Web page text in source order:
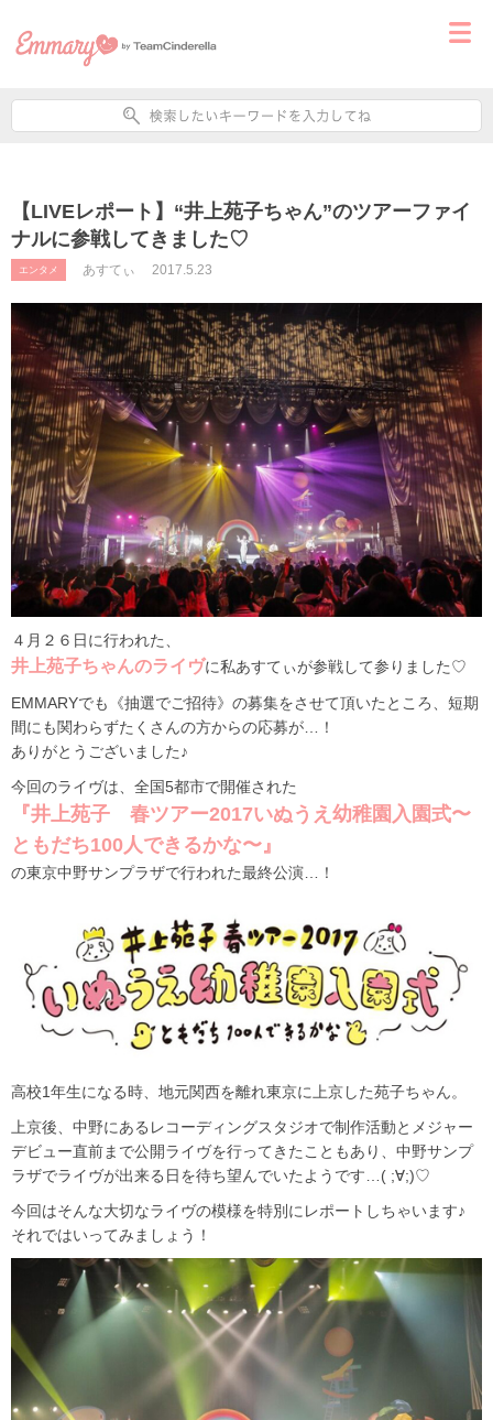
【LIVEレポート】“井上苑子ちゃん”のツアーファイ
ナルに参戦してきました♡
エンタメ あすてぃ 2017.5.23
４月２６日に行われた、
井上苑子ちゃんのライヴに私あすてぃが参戦して参りました♡
EMMARYでも《抽選でご招待》の募集をさせて頂いたところ、短期
間にも関わらずたくさんの方からの応募が…！
ありがとうございました♪
今回のライヴは、全国5都市で開催された
『井上苑子 春ツアー2017いぬうえ幼稚園入園式〜
ともだち100人できるかな〜』
の東京中野サンプラザで行われた最終公演…！
高校1年生になる時、地元関西を離れ東京に上京した苑子ちゃん。
上京後、中野にあるレコーディングスタジオで制作活動とメジャー
デビュー直前まで公開ライヴを行ってきたこともあり、中野サンプ
ラザでライヴが出来る日を待ち望んでいたようです…( ;∀;)♡
今回はそんな大切なライヴの模様を特別にレポートしちゃいます♪
それではいってみましょう！